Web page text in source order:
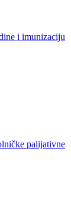
i imunizaciju
palijativne